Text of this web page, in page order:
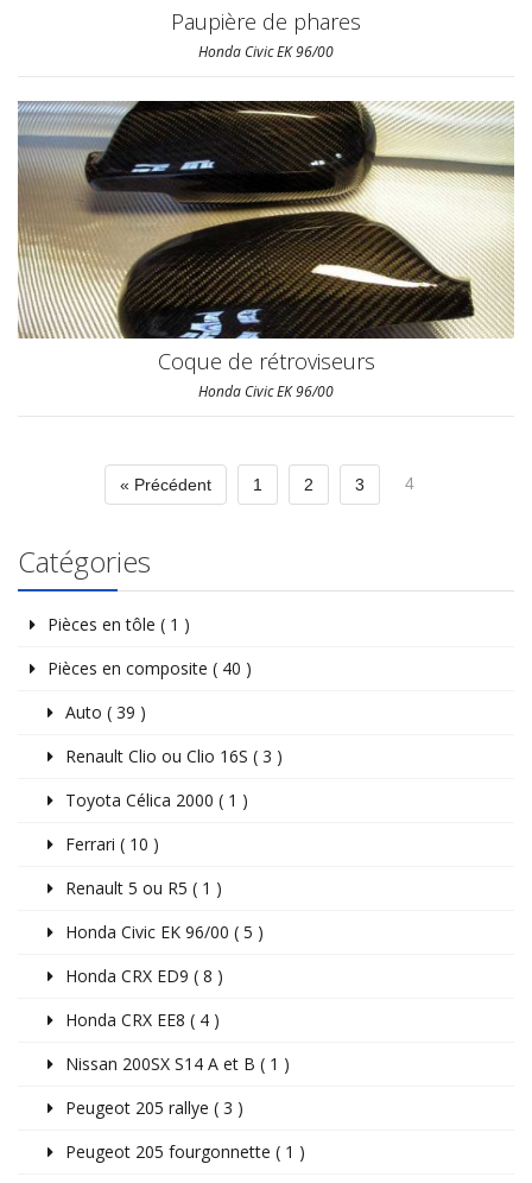
Paupière de phares
Honda Civic EK 96/00
Coque de rétroviseurs
Honda Civic EK 96/00
« Précédent 1 2 3 4
Catégories
Pièces en tôle ( 1 )
Pièces en composite ( 40 )
Auto ( 39 )
Renault Clio ou Clio 16S ( 3 )
Toyota Célica 2000 ( 1 )
Ferrari ( 10 )
Renault 5 ou R5 ( 1 )
Honda Civic EK 96/00 ( 5 )
Honda CRX ED9 ( 8 )
Honda CRX EE8 ( 4 )
Nissan 200SX S14 A et B ( 1 )
Peugeot 205 rallye ( 3 )
Peugeot 205 fourgonnette ( 1 )